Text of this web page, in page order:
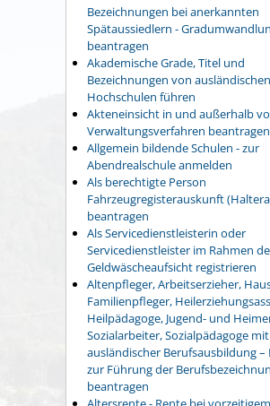
Bezeichnungen bei anerkannten
Spätaussiedlern -
beantragen
Akademische Grade, Titel und
Bezeichnungen von ausländischen
Hochschulen führen
Akteneinsicht in und außerhalb
Verwaltungsverfahren beantragen
Allgemein bildende Schulen - zur
Abendrealschule anmelden
Als berechtigte Person
Fahrzeugregisterauskunft
beantragen
Als Servicedienstleisterin oder
Servicedienstleister im Rahmen
Geldwäscheaufsicht registrieren
Altenpfleger, Arbeitserzieher,
Familienpfleger,
Heilpädagoge, Jugend- und
Sozialarbeiter, Sozialpädagoge mit
ausländischer Berufsausbildung –
zur Führung der
beantragen